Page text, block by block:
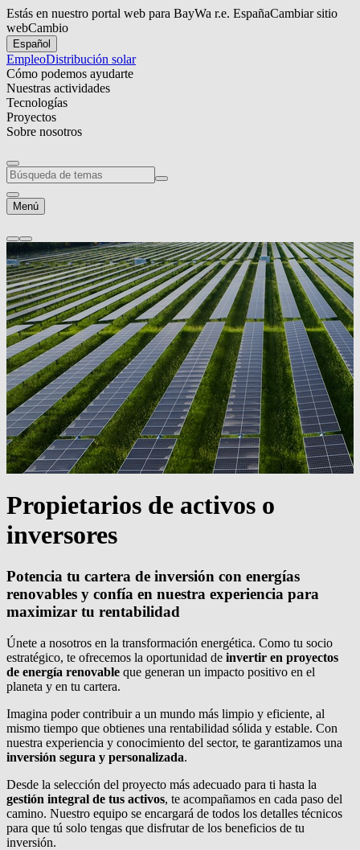
Estás en nuestro portal web para BayWa r.e. EspañaCambiar sitio
webCambio
Español
EmpleoDistribución solar
Cómo podemos ayudarte
Nuestras actividades
Tecnologías
Proyectos
Sobre nosotros
Menú
Propietarios de activos o
inversores
Potencia tu cartera de inversión con energías
renovables y confía en nuestra experiencia para
maximizar tu rentabilidad
Únete a nosotros en la transformación energética. Como tu socio
estratégico, te ofrecemos la oportunidad de invertir en proyectos
de energía renovable que generan un impacto positivo en el
planeta y en tu cartera.
Imagina poder contribuir a un mundo más limpio y eficiente, al
mismo tiempo que obtienes una rentabilidad sólida y estable. Con
nuestra experiencia y conocimiento del sector, te garantizamos una
inversión segura y personalizada.
Desde la selección del proyecto más adecuado para ti hasta la
gestión integral de tus activos, te acompañamos en cada paso del
camino. Nuestro equipo se encargará de todos los detalles técnicos
para que tú solo tengas que disfrutar de los beneficios de tu
inversión.